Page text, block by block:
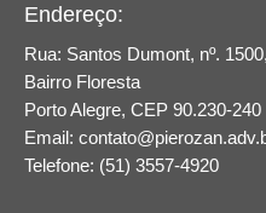
Endereço:
Rua: Santos Dumont, nº.
Bairro Floresta
Porto Alegre​, CEP 90.230-240
Email:
Telefone: (51) 3557-4920